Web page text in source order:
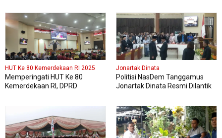
HUT Ke 80 Kemerdekaan RI 2025
Memperingati HUT Ke 80
Kemerdekaan RI, DPRD
Jonartak Dinata
Politisi NasDem Tanggamus
Jonartak Dinata Resmi Dilantik